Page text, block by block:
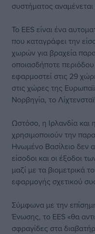
συστήματος
Το EES είναι ένα
που καταγράφει την
χωρών για βραχεία
οποιασδήποτε
εφαρμοστεί στις 29
στις χώρες της
Νορβηγία, το
Ωστόσο, η Ιρλανδία
χρησιμοποιούν την
Ηνωμένο Βασίλειο δεν
είσοδοι και οι έξοδοι
μαζί με τα βιομετρικά
εφαρμογής σχετικού
Σύμφωνα με την
Ένωσης, το EES «θα
σφραγίδες στα